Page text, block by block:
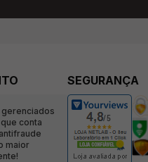
gerenciados
conta
maior
SEGURANÇA